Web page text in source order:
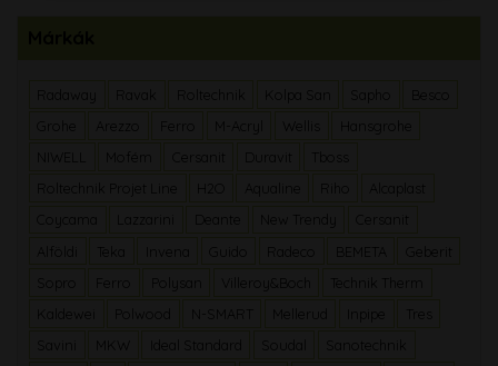
Roltechnik Kolpa San
Besco
Grohe
Arezzo Ferro M-Acryl Wellis
Hansgrohe
Mofém Cersanit Duravit
Tboss
Roltechnik Projet Line
H2O Aqualine
Alcaplast
Deante New Trendy
Cersanit
Alföldi
Teka Invena Radeco BEMETA
Geberit
Ferro Villeroy&Boch
Technik Therm
Kaldewei
N-SMART Mellerud Inpipe
Tres
MKW Ideal Standard
Sanotechnik